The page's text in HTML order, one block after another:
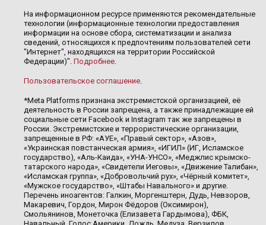
На информационном ресурсе применяются рекомендательные
технологии (информационные технологии предоставления
информации на основе сбора, систематизации и анализа
сведений, относящихся к предпочтениям пользователей сети
"Интернет", находящихся на территории Российской
Федерации)". Подробнее.
Пользовательское соглашение.
*Meta Platforms признана экстремистской организацией, её
деятельность в России запрещена, а также принадлежащие ей
социальные сети Facebook и Instagram так же запрещены в
России. Экстремистские и террористические организации,
запрещенные в РФ: «АУЕ», «Правый сектор», «Азов»,
«Украинская повстанческая армия», «ИГИЛ» (ИГ, Исламское
государство), «Аль-Каида», «УНА-УНСО», «Меджлис крымско-
татарского народа», «Свидетели Иеговы», «Движение Талибан»,
«Исламская группа», «Добровольчий рух», «Чёрный комитет»,
«Мужское государство», «Штабы Навального» и другие.
Перечень иноагентов: Галкин, Моргенштерн, Дудь, Невзоров,
Макаревич, Гордон, Мирон Фёдоров (Оксимирон),
Смольянинов, Монеточка (Елизавета Гардымова), ФБК,